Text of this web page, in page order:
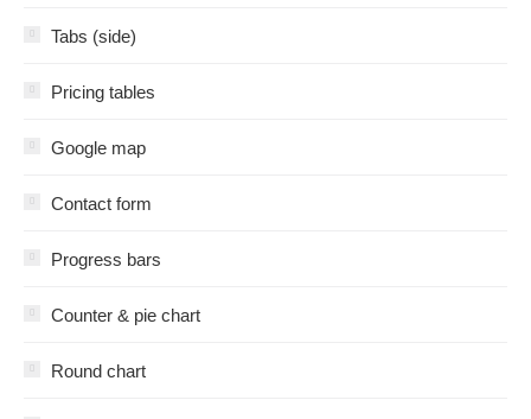
Tabs (side)
Pricing tables
Google map
Contact form
Progress bars
Counter & pie chart
Round chart